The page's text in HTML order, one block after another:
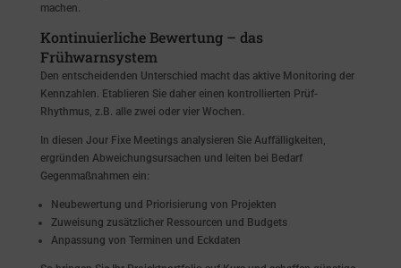
machen.
Kontinuierliche Bewertung – das
Frühwarnsystem
Den entscheidenden Unterschied macht das aktive Monitoring der
Kennzahlen. Etablieren Sie daher einen kontrollierten Prüf-
Rhythmus, z.B. alle zwei oder vier Wochen.
In diesen Jour Fixe Meetings analysieren Sie Auffälligkeiten,
ergründen Abweichungsursachen und leiten bei Bedarf
Gegenmaßnahmen ein:
Neubewertung und Priorisierung von Projekten
Zuweisung zusätzlicher Ressourcen und Budgets
Anpassung von Terminen und Eckdaten